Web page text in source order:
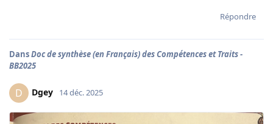
Répondre
DansDoc de synthèse (en Français) des Compétences et Traits -
BB2025
D Dgey 14 déc. 2025